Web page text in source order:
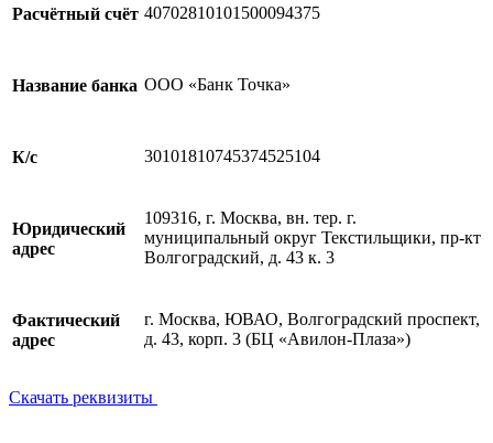
Расчётный счёт 40702810101500094375
Название банка ООО «Банк Точка»
К/с 30101810745374525104
Юридический
адрес
109316, г. Москва, вн. тер. г.
муниципальный округ Текстильщики, пр-кт
Волгоградский, д. 43 к. 3
Фактический
адрес
г. Москва, ЮВАО, Волгоградский проспект,
д. 43, корп. 3 (БЦ «Авилон-Плаза»)
Скачать реквизиты